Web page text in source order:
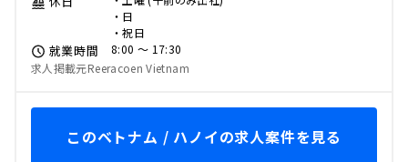
・日
・祝日
就業時間
8:00 〜 17:30
求人掲載元Reeracoen Vietnam
このベトナム / ハノイの求人案件を見る